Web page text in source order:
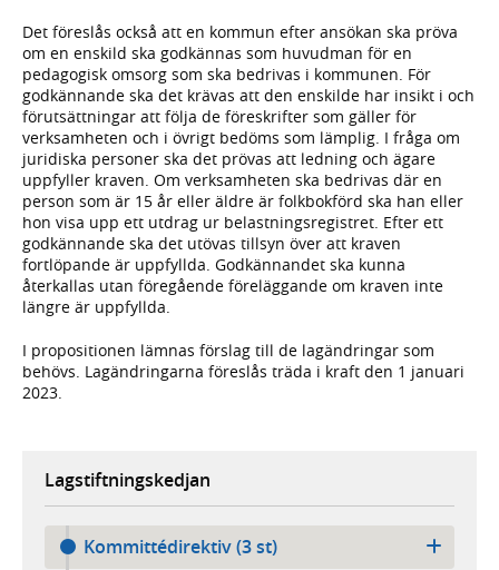
Det föreslås också att en kommun efter ansökan ska pröva
om en enskild ska godkännas som huvudman för en
pedagogisk omsorg som ska bedrivas i kommunen. För
godkännande ska det krävas att den enskilde har insikt i och
förutsättningar att följa de föreskrifter som gäller för
verksamheten och i övrigt bedöms som lämplig. I fråga om
juridiska personer ska det prövas att ledning och ägare
uppfyller kraven. Om verksamheten ska bedrivas där en
person som är 15 år eller äldre är folkbokförd ska han eller
hon visa upp ett utdrag ur belastningsregistret. Efter ett
godkännande ska det utövas tillsyn över att kraven
fortlöpande är uppfyllda. Godkännandet ska kunna
återkallas utan föregående föreläggande om kraven inte
längre är uppfyllda.
I propositionen lämnas förslag till de lagändringar som
behövs. Lagändringarna föreslås träda i kraft den 1 januari
2023.
Lagstiftningskedjan
Kommittédirektiv (3 st)